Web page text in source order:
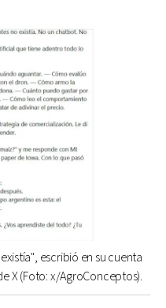
escribió en su cuenta
X (Foto: x/AgroConceptos).